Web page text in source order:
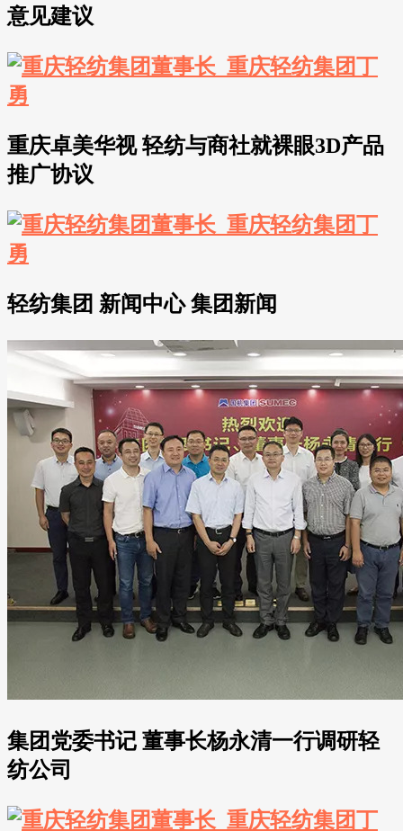
意见建议
重庆卓美华视 轻纺与商社就裸眼3D产品
推广协议
轻纺集团 新闻中心 集团新闻
集团党委书记 董事长杨永清一行调研轻
纺公司